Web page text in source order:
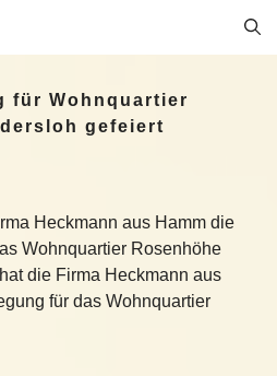
für Wohnquartier
gefeiert
Heckmann aus Hamm die
Wohnquartier Rosenhöhe
die Firma Heckmann aus
für das Wohnquartier